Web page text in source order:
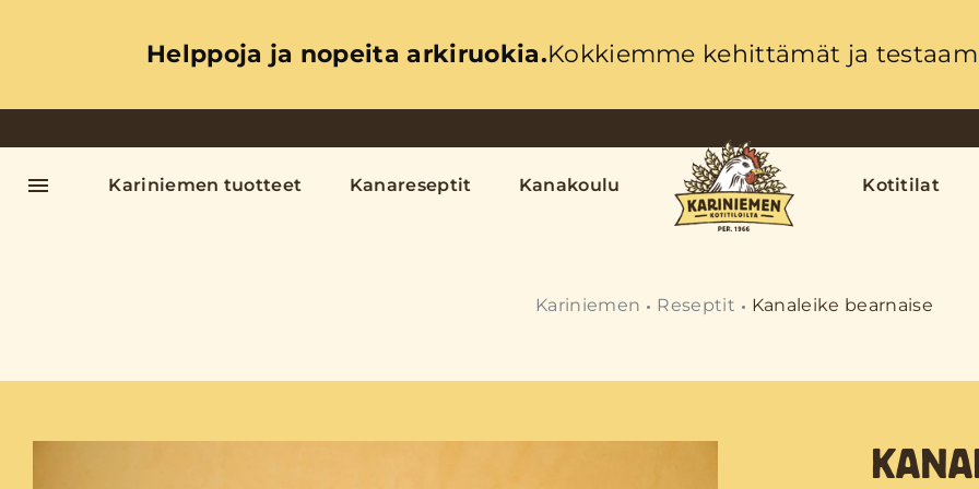
Helppoja ja nopeita arkiruokia.Kokkiemme kehittämät ja
Kariniemen tuotteet Kanareseptit Kanakoulu Kotitilat
Kariniemen Reseptit Kanaleike bearnaise